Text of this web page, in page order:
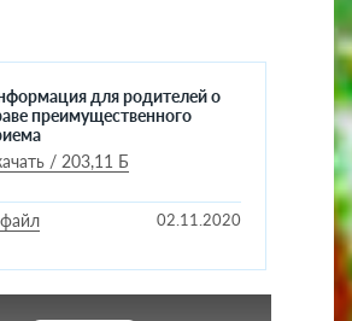
для родителей о
преимущественного
/ 203,11 Б
02.11.2020